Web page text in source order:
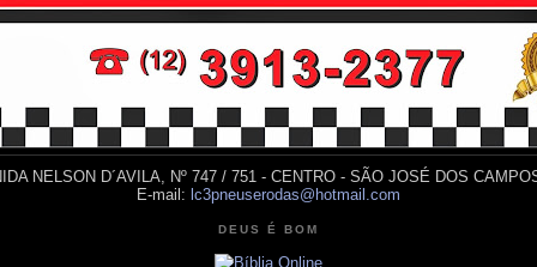
NELSON D´AVILA, Nº 747 / 751 - CENTRO - SÃO JOSÉ DOS
E-mail: lc3pneuserodas@hotmail.com
DEUS É BOM